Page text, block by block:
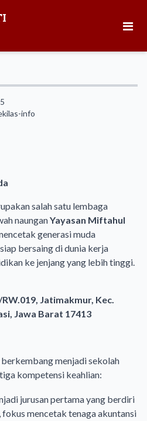
info
salah satu lembaga
naunganYayasan Miftahul
generasi muda
bersaing di dunia kerja
ke jenjang yang lebih tinggi.
Jatimakmur, Kec.
Jawa Barat 17413
menjadi sekolah
kompetensi keahlian:
jurusan pertama yang berdiri
mencetak tenaga akuntansi